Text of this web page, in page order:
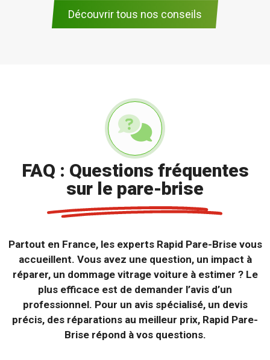
Découvrir tous nos conseils
FAQ : Questions fréquentes
sur le pare-brise
Partout en France, les experts Rapid Pare-Brise vous
accueillent. Vous avez une question, un impact à
réparer, un dommage vitrage voiture à estimer ? Le
plus efficace est de demander l’avis d’un
professionnel. Pour un avis spécialisé, un devis
précis, des réparations au meilleur prix, Rapid Pare-
Brise répond à vos questions.